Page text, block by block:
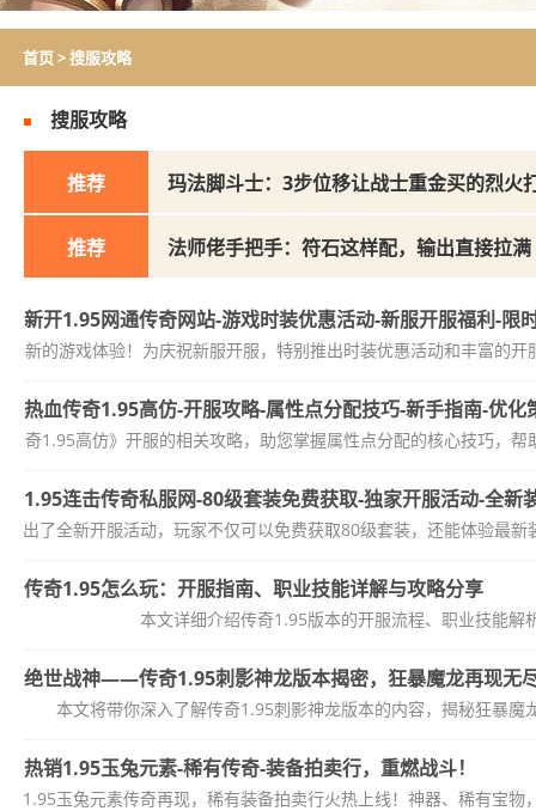
首页>搜服攻略
搜服攻略
推荐 玛法脚斗士：3步位移让战士重金买的烈火
推荐 法师佬手把手：符石这样配，输出直接拉满
新开1.95网通传奇网站-游戏时装优惠活动-新服开服福利-限
新的游戏体验！为庆祝新服开服，特别推出时装优惠活动和丰富的
热血传奇1.95高仿-开服攻略-属性点分配技巧-新手指南-优化
传奇1.95高仿》开服的相关攻略，助您掌握属性点分配的核心技巧，
1.95连击传奇私服网-80级套装免费获取-独家开服活动-全新
出了全新开服活动，玩家不仅可以免费获取80级套装，还能体验最
传奇1.95怎么玩：开服指南、职业技能详解与攻略分享
本文详细介绍传奇1.95版本的开服流程、职业技能
绝世战神——传奇1.95刺影神龙版本揭密，狂暴魔龙再现无
本文将带你深入了解传奇1.95刺影神龙版本的内容，揭秘狂暴
热销1.95玉兔元素-稀有传奇-装备拍卖行，重燃战斗！
1.95玉兔元素传奇再现，稀有装备拍卖行火热上线！神器、稀有宝